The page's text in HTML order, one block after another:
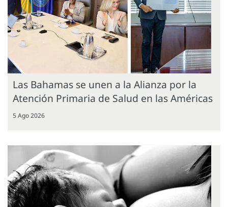
Las Bahamas se unen a la Alianza por la
Atención Primaria de Salud en las Américas
5 Ago 2026